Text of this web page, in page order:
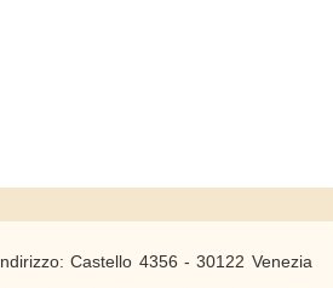
Indirizzo: Castello 4356 - 30122 Venezia